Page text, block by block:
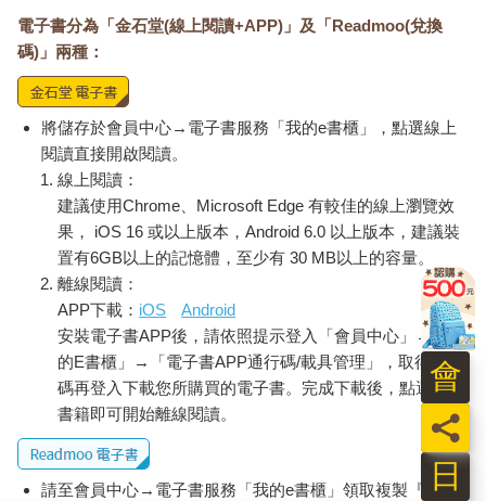
電子書分為「金石堂(線上閱讀+APP)」及「Readmoo(兌換
碼)」兩種：
將儲存於會員中心→電子書服務「我的e書櫃」，點選線上
閱讀直接開啟閱讀。
線上閱讀：
建議使用Chrome、Microsoft Edge 有較佳的線上瀏覽效
果， iOS 16 或以上版本，Android 6.0 以上版本，建議裝
置有6GB以上的記憶體，至少有 30 MB以上的容量。
離線閱讀：
APP下載： iOS
Android
安裝電子書APP後，請依照提示登入「會員中心」→「我
的E書櫃」→「電子書APP通行碼/載具管理」，取得通行
碼再登入下載您所購買的電子書。完成下載後，點選任一
書籍即可開始離線閱讀。
請至會員中心→電子書服務「我的e書櫃」領取複製『兌換
日
員
會